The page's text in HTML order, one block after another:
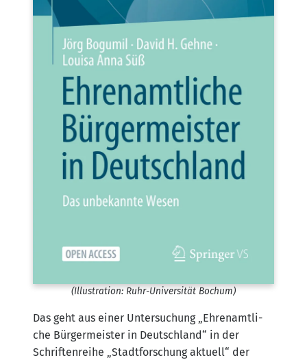
(Illus­tra­ti­on: Ruhr-Uni­ver­si­tät Bochum)
Das geht aus einer Unter­su­chung „Ehren­amt­li­
che Bür­ger­meis­ter in Deutsch­land“ in der
Schrif­ten­rei­he „Stadt­for­schung aktu­ell“ der